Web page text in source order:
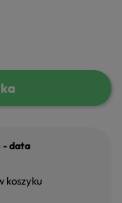
- data
koszyku